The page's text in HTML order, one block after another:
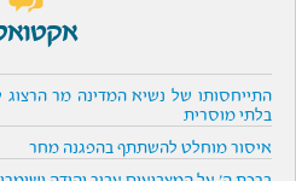
התייחסותו של נשיא המדינה מר
בלתי מוסרית
איסור מוחלט להשתתף בהפגנה מחר